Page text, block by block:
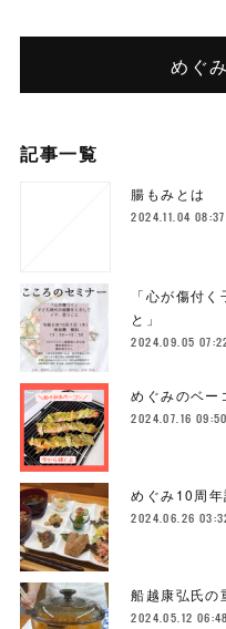
めぐ
記事一覧
腸もみとは
2024.11.04 08:37
「心が傷付
と」
2024.09.05
めぐみのベー
2024.07.16 09:50
めぐみ10周
2024.06.26
船越康弘氏の
2024.05.12 06:48